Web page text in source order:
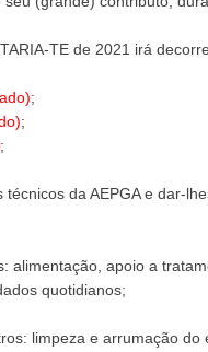
TE de 2021 irá
;
;
;
da AEPGA e dar-
alimentação, apoio a
quotidianos;
limpeza e arrumação